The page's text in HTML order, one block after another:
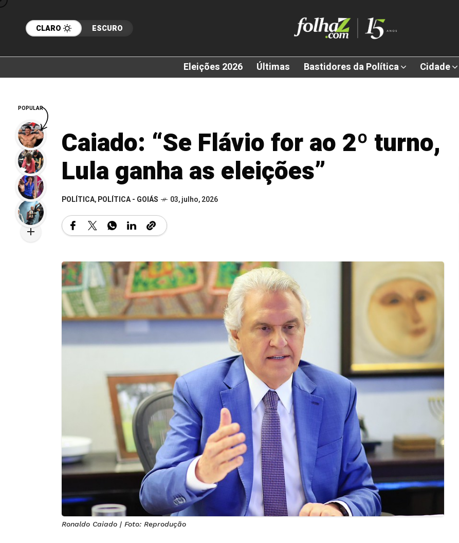
CLARO ESCURO
Eleições 2026 Últimas Bastidores da Política Cidade
Caiado: “Se Flávio for ao 2º turno,
Lula ganha as eleições”
POLÍTICA,POLÍTICA - GOIÁS 03, julho, 2026
Ronaldo Caiado | Foto: Reprodução
POPULAR